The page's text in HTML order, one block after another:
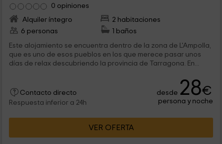
0 opiniones
Alquiler íntegro
2 habitaciones
6 personas
1 baños
Este alojamiento se encuentra dentro de la zona de L'Ampolla,
que es uno de esos pueblos en los que merece pasar unos
días de relax descubriendo la provincia de Tarragona. En...
Contacto directo
Respuesta inferior a 24h
desde 28€
persona y noche
VER OFERTA